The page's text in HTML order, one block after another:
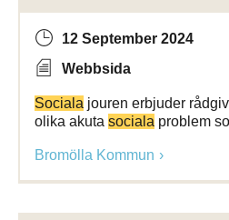
12 September 2024
Webbsida
Sociala jouren erbjuder
olika akuta sociala problem
Bromölla Kommun